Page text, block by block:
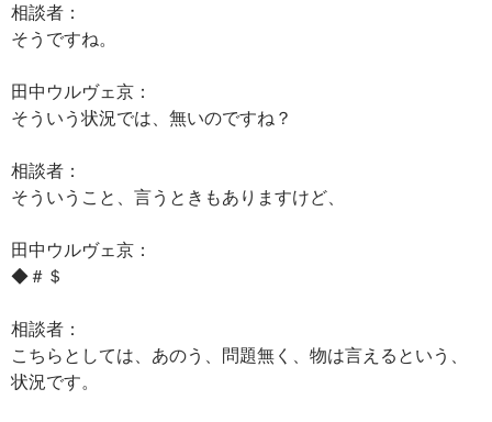
相談者：
そうですね。
田中ウルヴェ京：
そういう状況では、無いのですね？
相談者：
そういうこと、言うときもありますけど、
田中ウルヴェ京：
◆＃＄
相談者：
こちらとしては、あのう、問題無く、物は言えるという、
状況です。